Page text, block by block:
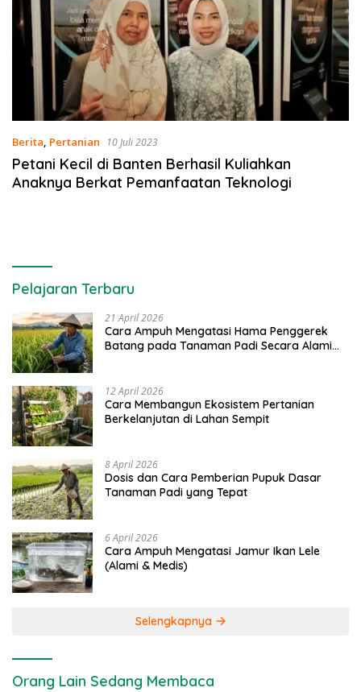
Berita, Pertanian 10 Juli 2023
Petani Kecil di Banten Berhasil Kuliahkan
Anaknya Berkat Pemanfaatan Teknologi
Pelajaran Terbaru
21 April 2026
Cara Ampuh Mengatasi Hama Penggerek
Batang pada Tanaman Padi Secara Alami
12 April 2026
Cara Membangun Ekosistem Pertanian
Berkelanjutan di Lahan Sempit
8 April 2026
Dosis dan Cara Pemberian Pupuk Dasar
Tanaman Padi yang Tepat
6 April 2026
Cara Ampuh Mengatasi Jamur Ikan Lele
(Alami & Medis)
Selengkapnya
Orang Lain Sedang Membaca